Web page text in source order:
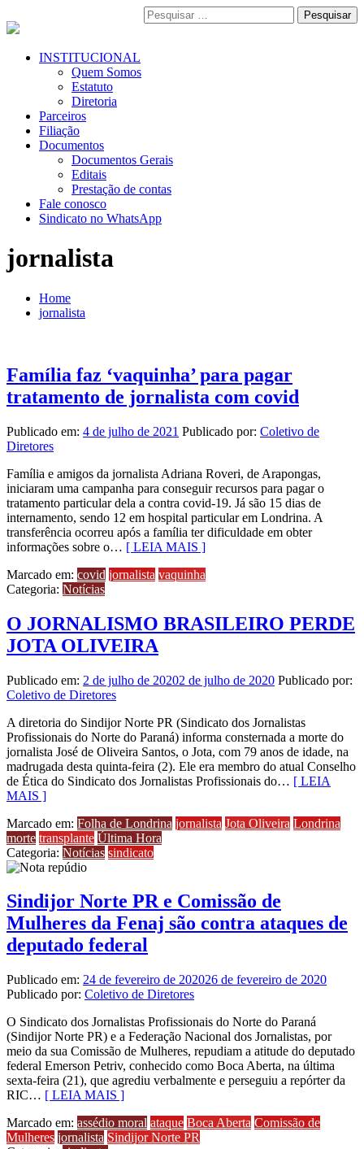
para
conteúdo
Pesquisar
por:
Menu
INSTITUCIONAL
Quem Somos
Estatuto
Diretoria
Parceiros
Filiação
Documentos
Documentos Gerais
Editais
Prestação de contas
Fale conosco
Sindicato no WhatsApp
jornalista
Home
jornalista
Família faz ‘vaquinha’ para pagar
tratamento de jornalista com covid
Publicado em: 4 de julho de 2021 Publicado por: Coletivo de
Diretores
Família e amigos da jornalista Adriana Roveri, de Arapongas,
iniciaram uma campanha para conseguir recursos para pagar o
tratamento particular dela a contra covid-19. Já são 15 dias de
internamento, sendo 12 em hospital particular em Londrina. A
transferência ocorreu após a família ter dificuldade em obter
informações sobre o… [ LEIA MAIS ]
Marcado em: covid jornalista vaquinha
Categoria: Notícias
O JORNALISMO BRASILEIRO PERDE
JOTA OLIVEIRA
Publicado em: 2 de julho de 20202 de julho de 2020 Publicado por:
Coletivo de Diretores
A diretoria do Sindijor Norte PR (Sindicato dos Jornalistas
Profissionais do Norte do Paraná) informa consternada a morte do
jornalista José de Oliveira Santos, o Jota, com 79 anos de idade, na
madrugada desta quinta-feira (2). Ele era membro do atual Conselho
de Ética do Sindicato dos Jornalistas Profissionais do… [ LEIA
MAIS ]
Marcado em: Folha de Londrina jornalista Jota Oliveira Londrina
morte transplante Última Hora
Categoria: Notícias sindicato
Sindijor Norte PR e Comissão de
Mulheres da Fenaj são contra ataques de
deputado federal
Publicado em: 24 de fevereiro de 202026 de fevereiro de 2020
Publicado por: Coletivo de Diretores
O Sindicato dos Jornalistas Profissionais do Norte do Paraná
(Sindijor Norte PR) e a Federação Nacional dos Jornalistas, por
meio da sua Comissão de Mulheres, repudiam a atitude do deputado
federal Emerson Petriv, conhecido como Boca Aberta, na última
sexta-feira (21), que agrediu verbalmente e perseguiu a repórter da
RIC… [ LEIA MAIS ]
Marcado em: assédio moral ataque Boca Aberta Comissão de
Mulheres jornalista Sindijor Norte PR